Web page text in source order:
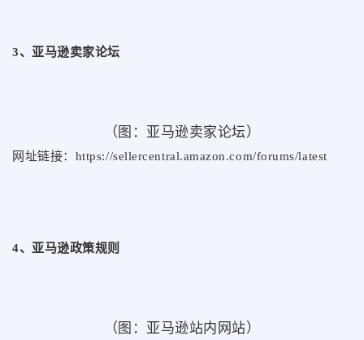
3、亚马逊卖家论坛
（图：亚马逊卖家论坛）
网址链接：https://sellercentral.amazon.com/forums/latest
4、亚马逊政策规则
（图：亚马逊站内网站）